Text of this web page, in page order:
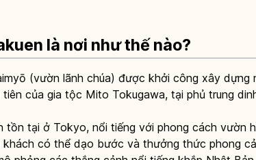
là nơi như thế nào?
(vườn lãnh chúa) được khởi công xây dựng
tiên của gia tộc Mito Tokugawa, tại phủ trung
tại ở Tokyo, nổi tiếng với phong cách vườn
có thể dạo bước và thưởng thức phong